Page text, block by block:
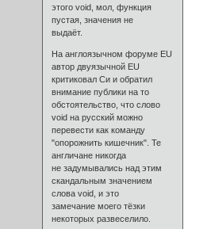
этого void, мол, функция
пустая, значения не
выдаёт.
На англоязычном форуме EU
автор двуязычной EU
критиковал Си и обратил
внимание публики на то
обстоятельство, что слово
void на русский можно
перевести как команду
"опорожнить кишечник". Те
англичане никогда
не задумывались над этим
скандальным значением
слова void, и это
замечание моего тёзки
некоторых развеселило.